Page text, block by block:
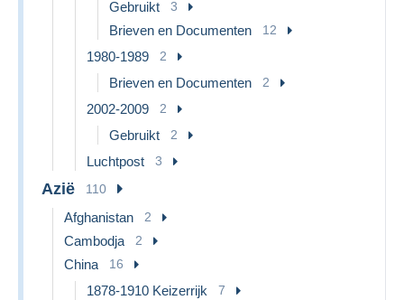
Gebruikt 3
Brieven en Documenten 12
1980-1989 2
Brieven en Documenten 2
2002-2009 2
Gebruikt 2
Luchtpost 3
Azië 110
Afghanistan 2
Cambodja 2
China 16
1878-1910 Keizerrijk 7